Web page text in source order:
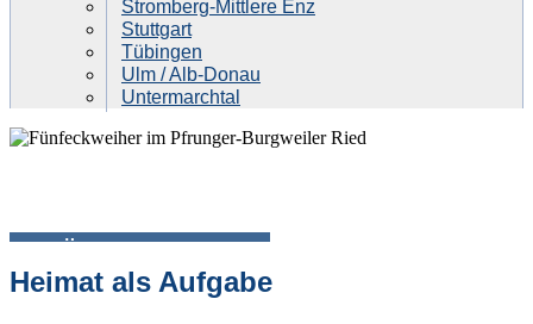
Stromberg-Mittlere Enz
Stuttgart
Tübingen
Ulm / Alb-Donau
Untermarchtal
ÜBER DEN SHB
Heimat als Aufgabe